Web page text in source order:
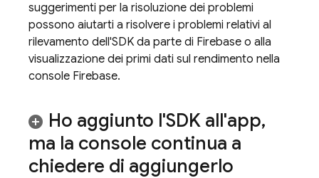
suggerimenti per la risoluzione dei problemi
possono aiutarti a risolvere i problemi relativi al
rilevamento dell'SDK da parte di Firebase o alla
visualizzazione dei primi dati sul rendimento nella
console Firebase.
Ho aggiunto l'SDK all'app,
ma la console continua a
chiedere di aggiungerlo